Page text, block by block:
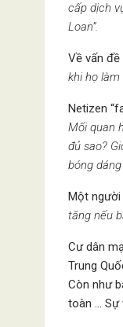
cấp dịch
Loan”.
Về vấn đề
khi họ làm
Netizen
Mối quan
đủ sao?
bóng
Một người
tăng nếu
Cư dân
Trung
Còn như
toàn … Sự